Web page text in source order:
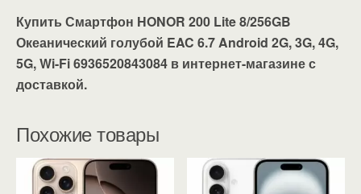
Купить Смартфон HONOR 200 Lite 8/256GB
Океанический голубой EAC 6.7 Android 2G, 3G, 4G,
5G, Wi-Fi 6936520843084 в интернет-магазине с
доставкой.
Похожие товары